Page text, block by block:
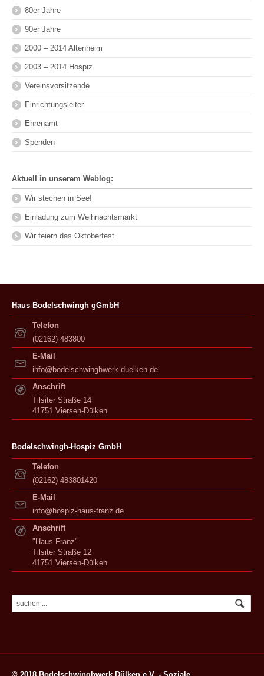
80er Jahre
90er Jahre
2000 – 2014 Altenheim
2003 – 2014 Hospiz
Vereinsvorsitzende
Einrichtungsleiter
Ehrenamt
Spenden
Aktuell in unserem Weblog:
Wir stechen in See!
Einladung zum Weihnachtsmarkt
Wir feiern das Oktoberfest
Haus Bodelschwingh gGmbH
Telefon
(02162) 483800
E-Mail
info@bodelschwinghwerk-duelken.de
Anschrift
Tilsiter Straße 14
41751 Viersen-Dülken
Bodelschwingh-Hospiz GmbH
Telefon
(02162) 483801420
E-Mail
info@hospiz-haus-franz.de
Anschrift
"Haus Franz"
Tilsiter Straße 12
41751 Viersen-Dülken